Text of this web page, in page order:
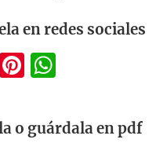
en redes sociales
X Pinterest
o guárdala en pdf